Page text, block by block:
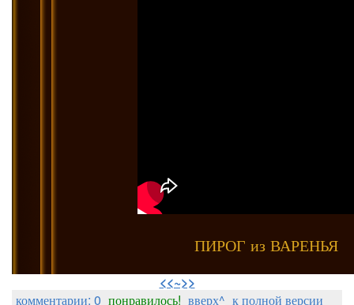
ПИРОГ из ВАРЕНЬЯ
<<~>>
комментарии: 0 понравилось! вверх^ к полной версии